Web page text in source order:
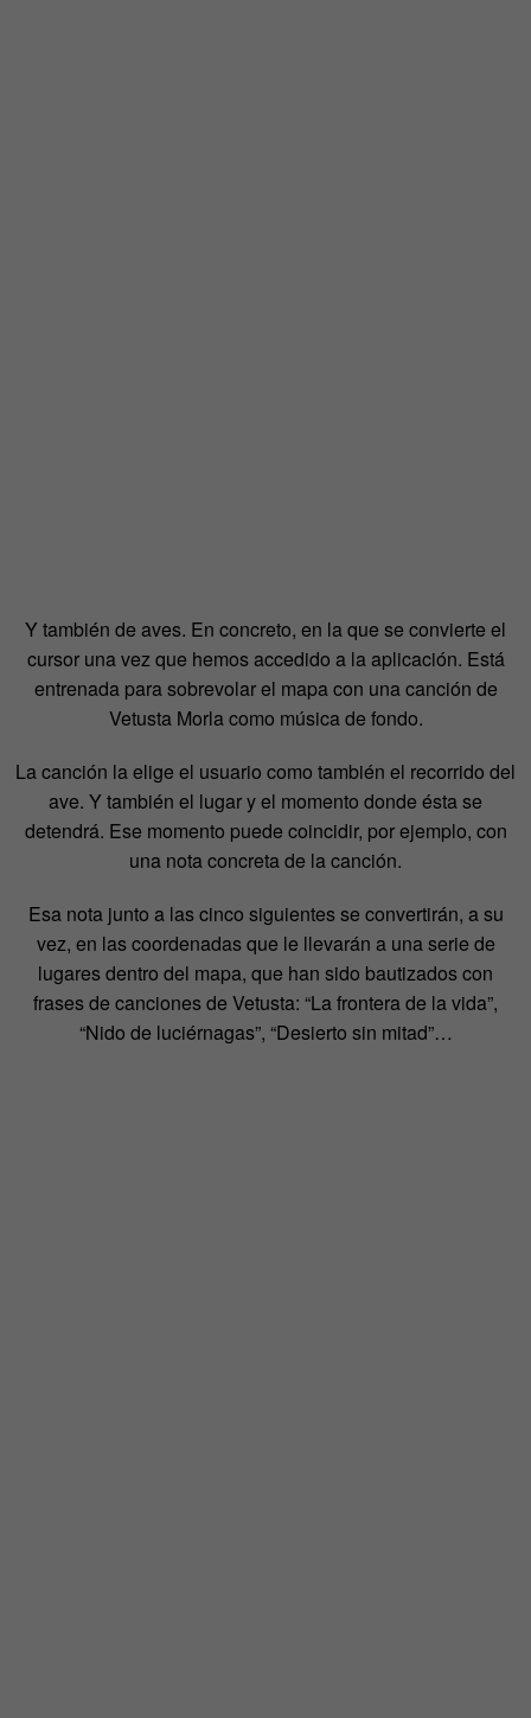
Y también de aves. En concreto, en la que se convierte el
cursor una vez que hemos accedido a la aplicación. Está
entrenada para sobrevolar el mapa con una canción de
Vetusta Morla como música de fondo.
La canción la elige el usuario como también el recorrido del
ave. Y también el lugar y el momento donde ésta se
detendrá. Ese momento puede coincidir, por ejemplo, con
una nota concreta de la canción.
Esa nota junto a las cinco siguientes se convertirán, a su
vez, en las coordenadas que le llevarán a una serie de
lugares dentro del mapa, que han sido bautizados con
frases de canciones de Vetusta: “La frontera de la vida”,
“Nido de luciérnagas”, “Desierto sin mitad”…